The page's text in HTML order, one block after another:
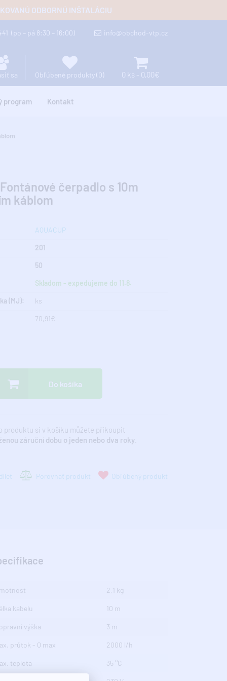
ODBORNÚ INŠTALÁCIU
sa Obľúbené produkty (0) 0 ks - 0,00€
(po – pá 8:30 – 16:00) info@obchod-vtp.cz
program Kontakt
čerpadlo s 10m
káblom
AQUACUP
201
50
Skladom - expedujeme do 11.8.
(MJ): ks
70,91€
Do košíka
produktu si v košíku můžete přikoupit
záruční dobu o jeden nebo dva roky
Porovnať produkt Obľúbený produkt
2,1 kg
kabelu 10 m
výška 3 m
průtok - Q max 2000 l/h
teplota 35 °C